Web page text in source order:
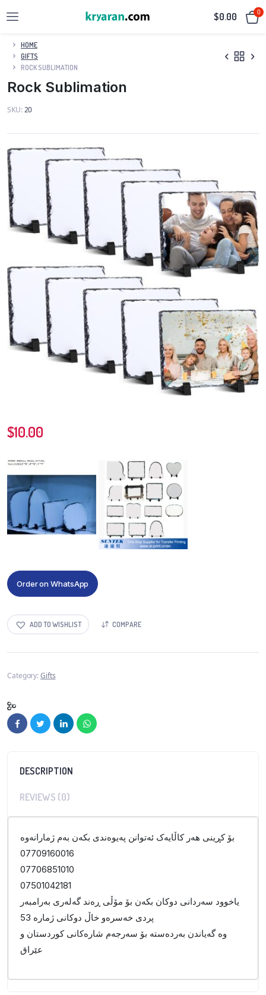
$0.00 0
HOME
GIFTS
ROCK SUBLIMATION
Rock Sublimation
SKU:20
$10.00
Order on WhatsApp
ADD TO WISHLIST COMPARE
Category:Gifts
DESCRIPTION
REVIEWS (0)
بۆ کڕینی هەر کاڵایەک ئەتوانن پەیوەندی بکەن بەم ژمارانەوە
07709160016
07706851010
07501042181
یاخوود سەردانی دوکان بکەن بۆ مۆڵی ڕەند گەلەری بەرامبەر
پردی خەسرەو خاڵ دوکانی ژمارە 53
وە گەیاندن بەردەستە بۆ سەرجەم شارەکانی کوردستان و
عێراق